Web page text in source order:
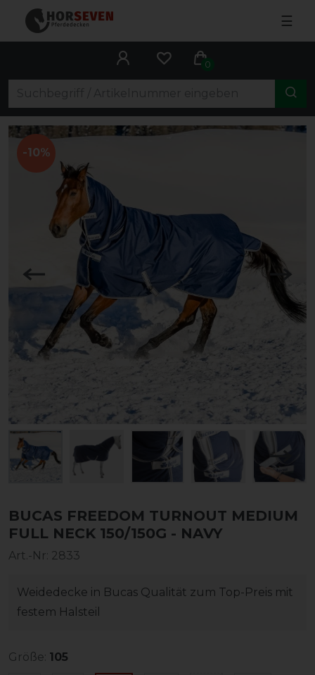
☰
0
-10%
BUCAS FREEDOM TURNOUT MEDIUM
FULL NECK 150/150G - NAVY
Art.-Nr: 2833
Weidedecke in Bucas Qualität zum Top-Preis mit
festem Halsteil
Größe: 105